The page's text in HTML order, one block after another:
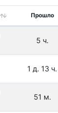
Прошло
5 ч.
1 д. 13 ч.
51 м.